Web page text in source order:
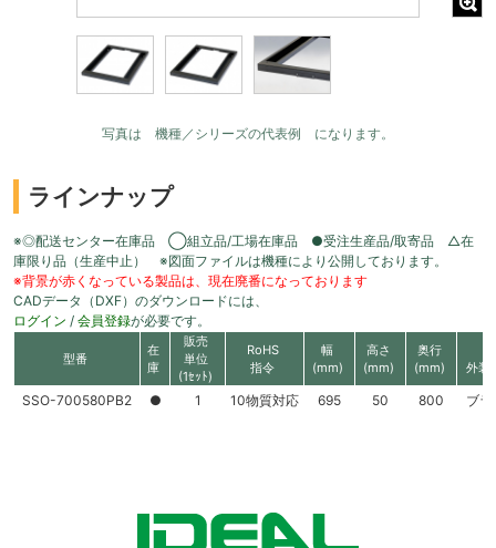
写真は 機種／シリーズの代表例 になります。
ラインナップ
※◎配送センター在庫品 ◯組立品/工場在庫品 ●受注生産品/取寄品 △在
庫限り品（生産中止） ※図面ファイルは機種により公開しております。
※背景が赤くなっている製品は、現在廃番になっております
CADデータ（DXF）のダウンロードには、
ログイン / 会員登録が必要です。
型番
在
庫
販売
単位
(1ｾｯﾄ)
RoHS
指令
幅
(mm)
高さ
(mm)
奥行
(mm)
外装
SSO-700580PB2 ● 1 10物質対応 695 50 800 ブ